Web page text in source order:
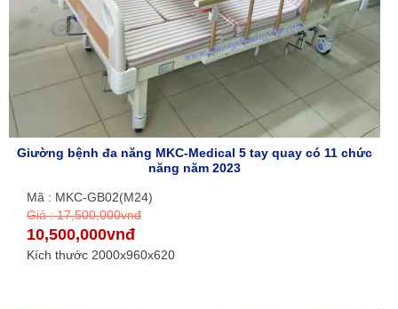
Giường bệnh đa năng MKC-Medical 5 tay quay có 11 chức
năng năm 2023
Mã : MKC-GB02(M24)
Giá : 17,500,000vnđ
10,500,000vnđ
Kích thước 2000x960x620